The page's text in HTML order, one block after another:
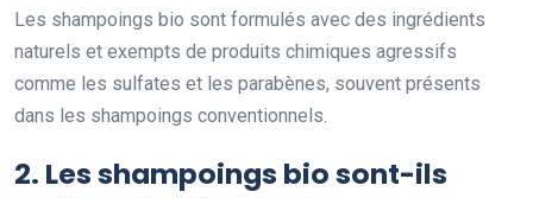
Les shampoings bio sont formulés avec des ingrédients
naturels et exempts de produits chimiques agressifs
comme les sulfates et les parabènes, souvent présents
dans les shampoings conventionnels.
2. Les shampoings bio sont-ils